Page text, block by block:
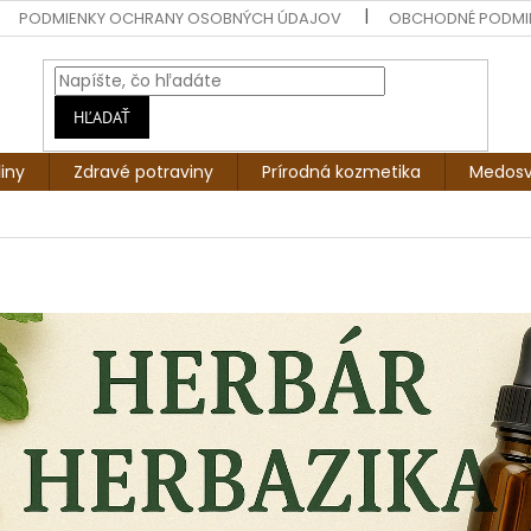
PODMIENKY OCHRANY OSOBNÝCH ÚDAJOV OBCHODNÉ
HĽADAŤ
Zdravé potraviny Prírodná kozmetika